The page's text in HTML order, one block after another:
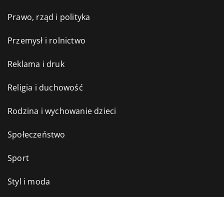
Prawo, rząd i polityka
Przemysł i rolnictwo
Reklama i druk
Religia i duchowość
Rodzina i wychowanie dzieci
Społeczeństwo
Sport
Styl i moda